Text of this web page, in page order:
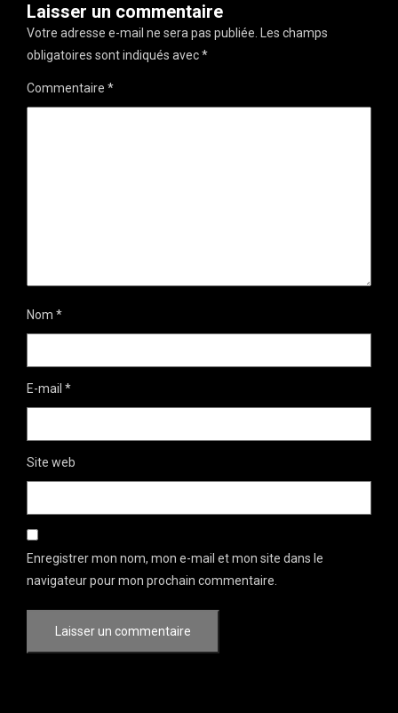
Laisser un commentaire
Votre adresse e-mail ne sera pas publiée. Les champs
obligatoires sont indiqués avec*
Commentaire *
Nom *
E-mail *
Site web
Enregistrer mon nom, mon e-mail et mon site dans le
navigateur pour mon prochain commentaire.